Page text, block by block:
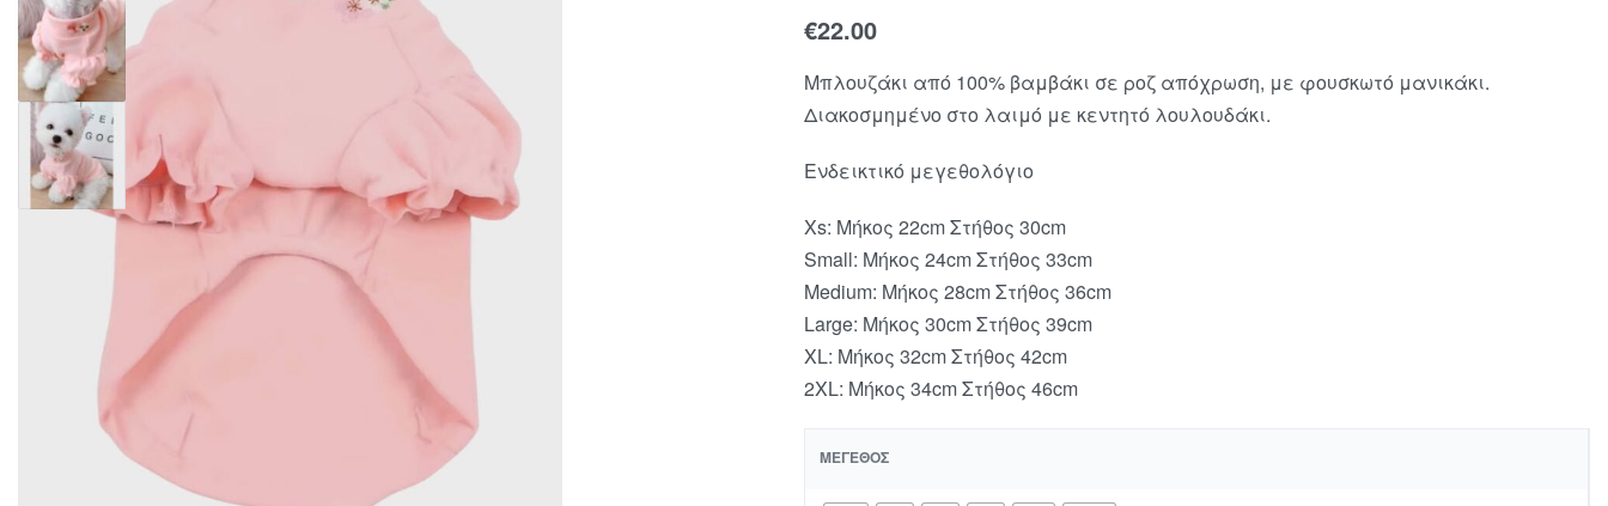
€22.00
Μπλουζάκι από 100% βαμβάκι σε ροζ απόχρωση, με φουσκωτό μανικάκι.
Διακοσμημένο στο λαιμό με κεντητό λουλουδάκι.
Ενδεικτικό μεγεθολόγιο
Xs: Μήκος 22cm Στήθος 30cm
Small: Μήκος 24cm Στήθος 33cm
Medium: Μήκος 28cm Στήθος 36cm
Large: Μήκος 30cm Στήθος 39cm
XL: Μήκος 32cm Στήθος 42cm
2XL: Μήκος 34cm Στήθος 46cm
ΜΈΓΕΘΟΣ